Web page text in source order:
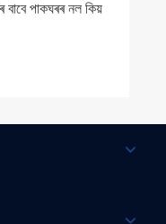
বাবে পাকঘৰৰ নল কিয়